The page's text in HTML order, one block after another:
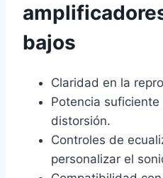
bajos
Claridad en la
Potencia
distorsión.
Controles de
personalizar el